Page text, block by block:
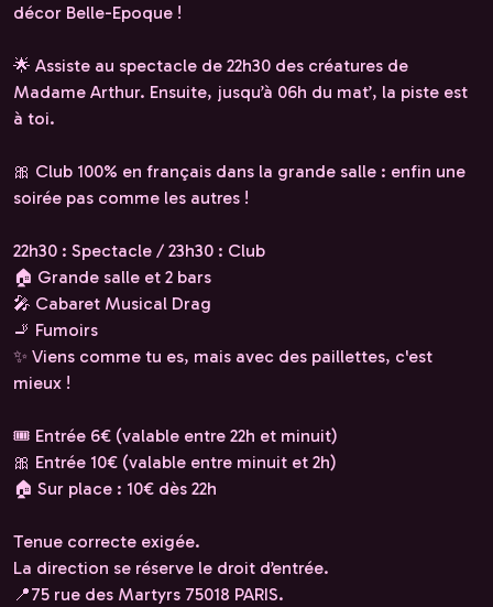
décor Belle-Epoque !
🌟 Assiste au spectacle de 22h30 des créatures de
Madame Arthur. Ensuite, jusqu’à 06h du mat’, la piste est
à toi.
🎀 Club 100% en français dans la grande salle : enfin une
soirée pas comme les autres !
22h30 : Spectacle / 23h30 : Club
🏠 Grande salle et 2 bars
🎤 Cabaret Musical Drag
🚬 Fumoirs
✨ Viens comme tu es, mais avec des paillettes, c'est
mieux !
🎟 Entrée 6€ (valable entre 22h et minuit)
🎀 Entrée 10€ (valable entre minuit et 2h)
🏠 Sur place : 10€ dès 22h
Tenue correcte exigée.
La direction se réserve le droit d’entrée.
📍75 rue des Martyrs 75018 PARIS.